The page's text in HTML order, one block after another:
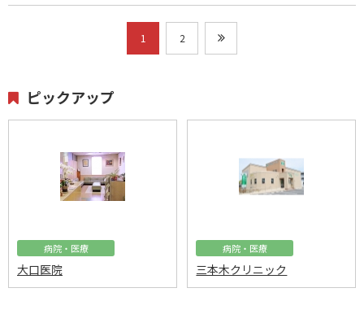
1 2
ピックアップ
病院・医療
大口医院
病院・医療
三本木クリニック